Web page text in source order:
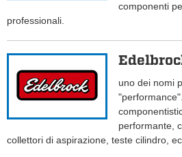
componenti
professionali.
uno dei nomi
performante,
collettori di aspirazione, teste cilindro,